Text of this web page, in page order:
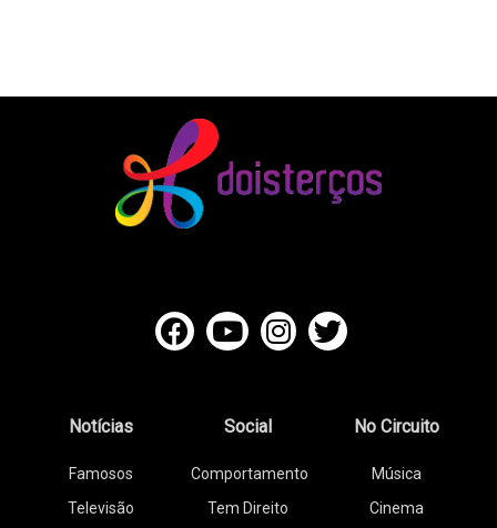
Notícias
Famosos
Televisão
Social
Comportamento
Tem Direito
No Circuito
Música
Cinema